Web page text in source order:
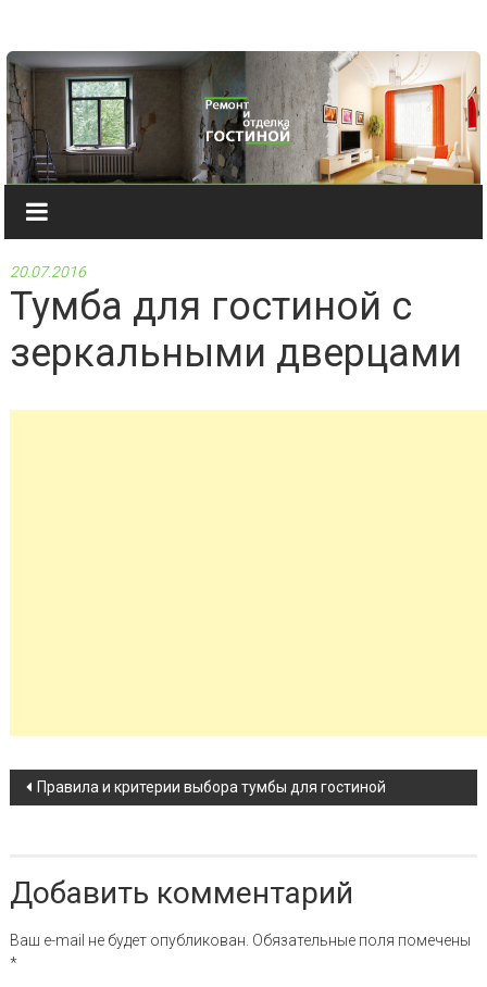
20.07.2016
Тумба для гостиной с
зеркальными дверцами
Навигация по записи
Правила и критерии выбора тумбы для гостиной
Добавить комментарий
Ваш e-mail не будет опубликован. Обязательные поля помечены
*